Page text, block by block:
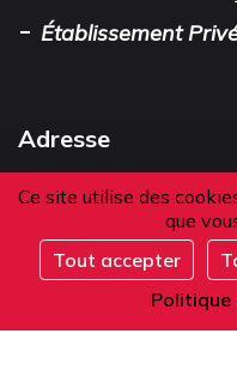
Ce site utilise des
que
Tout accepter
- Établissement
Adresse
101 boulevard
75006 Paris
France